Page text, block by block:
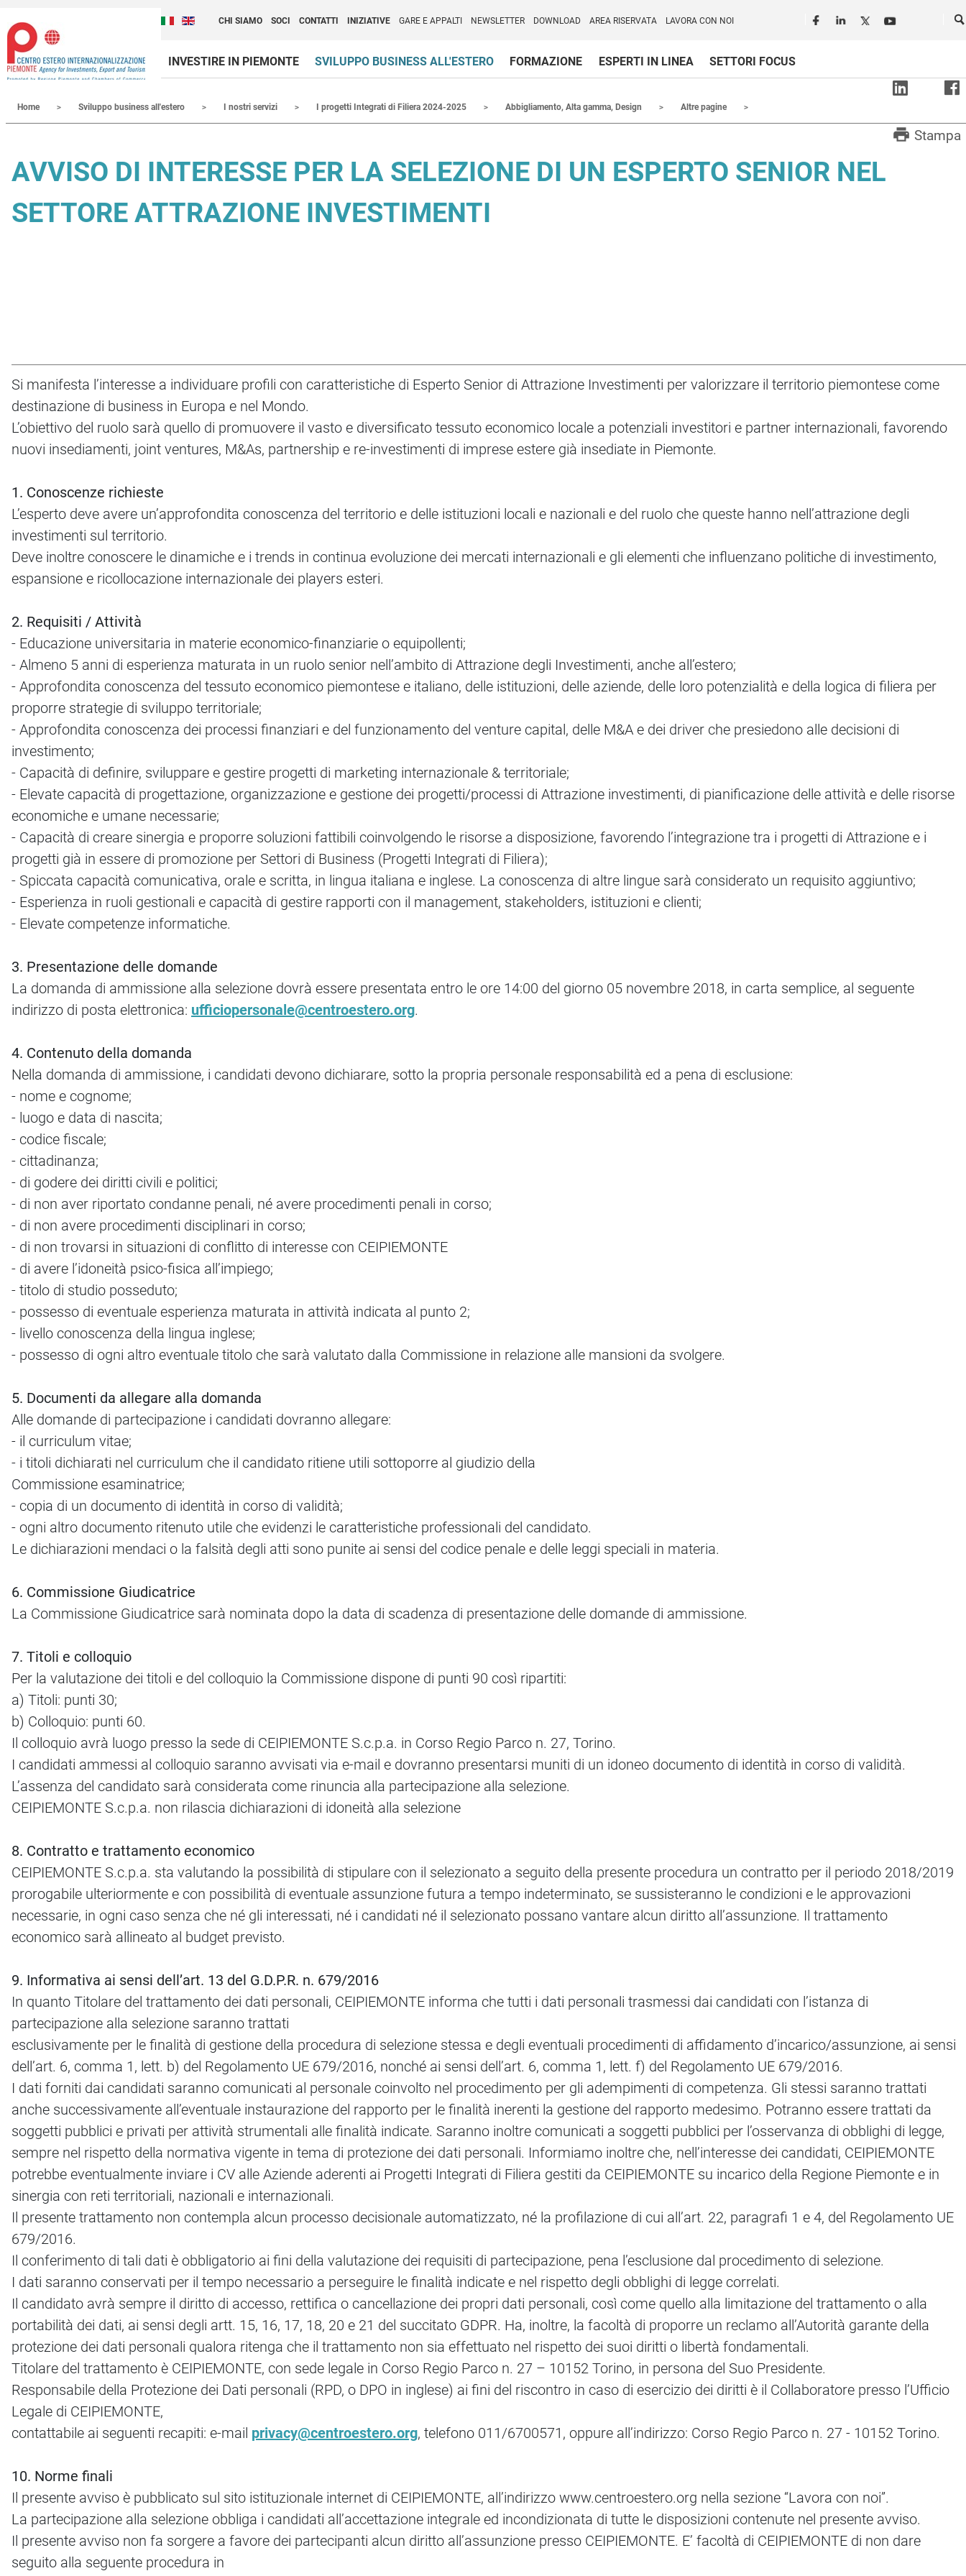
Italiano (Italia)
English (United Kingdom)
CHI SIAMO SOCI CONTATTI INIZIATIVE GARE E APPALTI NEWSLETTER DOWNLOAD AREA RISERVATA LAVORA CON NOI Seguici in rete
INVESTIRE IN PIEMONTE SVILUPPO BUSINESS ALL'ESTERO FORMAZIONE ESPERTI IN LINEA
SETTORI FOCUS
Home Sviluppo business all'estero I nostri servizi I progetti Integrati di Filiera 2024-2025 Abbigliamento, Alta gamma, Design Altre pagine
print Stampa
AVVISO DI INTERESSE PER LA SELEZIONE DI UN ESPERTO SENIOR NEL
SETTORE ATTRAZIONE INVESTIMENTI
Si manifesta l’interesse a individuare profili con caratteristiche di Esperto Senior di Attrazione Investimenti per valorizzare il territorio piemontese come
destinazione di business in Europa e nel Mondo.
L’obiettivo del ruolo sarà quello di promuovere il vasto e diversificato tessuto economico locale a potenziali investitori e partner internazionali, favorendo
nuovi insediamenti, joint ventures, M&As, partnership e re-investimenti di imprese estere già insediate in Piemonte.
1. Conoscenze richieste
L’esperto deve avere un’approfondita conoscenza del territorio e delle istituzioni locali e nazionali e del ruolo che queste hanno nell’attrazione degli
investimenti sul territorio.
Deve inoltre conoscere le dinamiche e i trends in continua evoluzione dei mercati internazionali e gli elementi che influenzano politiche di investimento,
espansione e ricollocazione internazionale dei players esteri.
2. Requisiti / Attività
- Educazione universitaria in materie economico-finanziarie o equipollenti;
- Almeno 5 anni di esperienza maturata in un ruolo senior nell’ambito di Attrazione degli Investimenti, anche all’estero;
- Approfondita conoscenza del tessuto economico piemontese e italiano, delle istituzioni, delle aziende, delle loro potenzialità e della logica di filiera per
proporre strategie di sviluppo territoriale;
- Approfondita conoscenza dei processi finanziari e del funzionamento del venture capital, delle M&A e dei driver che presiedono alle decisioni di
investimento;
- Capacità di definire, sviluppare e gestire progetti di marketing internazionale & territoriale;
- Elevate capacità di progettazione, organizzazione e gestione dei progetti/processi di Attrazione investimenti, di pianificazione delle attività e delle risorse
economiche e umane necessarie;
- Capacità di creare sinergia e proporre soluzioni fattibili coinvolgendo le risorse a disposizione, favorendo l’integrazione tra i progetti di Attrazione e i
progetti già in essere di promozione per Settori di Business (Progetti Integrati di Filiera);
- Spiccata capacità comunicativa, orale e scritta, in lingua italiana e inglese. La conoscenza di altre lingue sarà considerato un requisito aggiuntivo;
- Esperienza in ruoli gestionali e capacità di gestire rapporti con il management, stakeholders, istituzioni e clienti;
- Elevate competenze informatiche.
3. Presentazione delle domande
La domanda di ammissione alla selezione dovrà essere presentata entro le ore 14:00 del giorno 05 novembre 2018, in carta semplice, al seguente
indirizzo di posta elettronica: ufficiopersonale@centroestero.org.
4. Contenuto della domanda
Nella domanda di ammissione, i candidati devono dichiarare, sotto la propria personale responsabilità ed a pena di esclusione:
- nome e cognome;
- luogo e data di nascita;
- codice fiscale;
- cittadinanza;
- di godere dei diritti civili e politici;
- di non aver riportato condanne penali, né avere procedimenti penali in corso;
- di non avere procedimenti disciplinari in corso;
- di non trovarsi in situazioni di conflitto di interesse con CEIPIEMONTE
- di avere l’idoneità psico-fisica all’impiego;
- titolo di studio posseduto;
- possesso di eventuale esperienza maturata in attività indicata al punto 2;
- livello conoscenza della lingua inglese;
- possesso di ogni altro eventuale titolo che sarà valutato dalla Commissione in relazione alle mansioni da svolgere.
5. Documenti da allegare alla domanda
Alle domande di partecipazione i candidati dovranno allegare:
- il curriculum vitae;
- i titoli dichiarati nel curriculum che il candidato ritiene utili sottoporre al giudizio della
Commissione esaminatrice;
- copia di un documento di identità in corso di validità;
- ogni altro documento ritenuto utile che evidenzi le caratteristiche professionali del candidato.
Le dichiarazioni mendaci o la falsità degli atti sono punite ai sensi del codice penale e delle leggi speciali in materia.
6. Commissione Giudicatrice
La Commissione Giudicatrice sarà nominata dopo la data di scadenza di presentazione delle domande di ammissione.
7. Titoli e colloquio
Per la valutazione dei titoli e del colloquio la Commissione dispone di punti 90 così ripartiti:
a) Titoli: punti 30;
b) Colloquio: punti 60.
Il colloquio avrà luogo presso la sede di CEIPIEMONTE S.c.p.a. in Corso Regio Parco n. 27, Torino.
I candidati ammessi al colloquio saranno avvisati via e-mail e dovranno presentarsi muniti di un idoneo documento di identità in corso di validità.
L’assenza del candidato sarà considerata come rinuncia alla partecipazione alla selezione.
CEIPIEMONTE S.c.p.a. non rilascia dichiarazioni di idoneità alla selezione
8. Contratto e trattamento economico
CEIPIEMONTE S.c.p.a. sta valutando la possibilità di stipulare con il selezionato a seguito della presente procedura un contratto per il periodo 2018/2019
prorogabile ulteriormente e con possibilità di eventuale assunzione futura a tempo indeterminato, se sussisteranno le condizioni e le approvazioni
necessarie, in ogni caso senza che né gli interessati, né i candidati né il selezionato possano vantare alcun diritto all’assunzione. Il trattamento
economico sarà allineato al budget previsto.
9. Informativa ai sensi dell’art. 13 del G.D.P.R. n. 679/2016
In quanto Titolare del trattamento dei dati personali, CEIPIEMONTE informa che tutti i dati personali trasmessi dai candidati con l’istanza di
partecipazione alla selezione saranno trattati
esclusivamente per le finalità di gestione della procedura di selezione stessa e degli eventuali procedimenti di affidamento d’incarico/assunzione, ai sensi
dell’art. 6, comma 1, lett. b) del Regolamento UE 679/2016, nonché ai sensi dell’art. 6, comma 1, lett. f) del Regolamento UE 679/2016.
I dati forniti dai candidati saranno comunicati al personale coinvolto nel procedimento per gli adempimenti di competenza. Gli stessi saranno trattati
anche successivamente all’eventuale instaurazione del rapporto per le finalità inerenti la gestione del rapporto medesimo. Potranno essere trattati da
soggetti pubblici e privati per attività strumentali alle finalità indicate. Saranno inoltre comunicati a soggetti pubblici per l’osservanza di obblighi di legge,
sempre nel rispetto della normativa vigente in tema di protezione dei dati personali. Informiamo inoltre che, nell’interesse dei candidati, CEIPIEMONTE
potrebbe eventualmente inviare i CV alle Aziende aderenti ai Progetti Integrati di Filiera gestiti da CEIPIEMONTE su incarico della Regione Piemonte e in
sinergia con reti territoriali, nazionali e internazionali.
Il presente trattamento non contempla alcun processo decisionale automatizzato, né la profilazione di cui all’art. 22, paragrafi 1 e 4, del Regolamento UE
679/2016.
Il conferimento di tali dati è obbligatorio ai fini della valutazione dei requisiti di partecipazione, pena l’esclusione dal procedimento di selezione.
I dati saranno conservati per il tempo necessario a perseguire le finalità indicate e nel rispetto degli obblighi di legge correlati.
Il candidato avrà sempre il diritto di accesso, rettifica o cancellazione dei propri dati personali, così come quello alla limitazione del trattamento o alla
portabilità dei dati, ai sensi degli artt. 15, 16, 17, 18, 20 e 21 del succitato GDPR. Ha, inoltre, la facoltà di proporre un reclamo all’Autorità garante della
protezione dei dati personali qualora ritenga che il trattamento non sia effettuato nel rispetto dei suoi diritti o libertà fondamentali.
Titolare del trattamento è CEIPIEMONTE, con sede legale in Corso Regio Parco n. 27 – 10152 Torino, in persona del Suo Presidente.
Responsabile della Protezione dei Dati personali (RPD, o DPO in inglese) ai fini del riscontro in caso di esercizio dei diritti è il Collaboratore presso l’Ufficio
Legale di CEIPIEMONTE,
contattabile ai seguenti recapiti: e-mail privacy@centroestero.org, telefono 011/6700571, oppure all’indirizzo: Corso Regio Parco n. 27 - 10152 Torino.
10. Norme finali
Il presente avviso è pubblicato sul sito istituzionale internet di CEIPIEMONTE, all’indirizzo www.centroestero.org nella sezione “Lavora con noi”.
La partecipazione alla selezione obbliga i candidati all’accettazione integrale ed incondizionata di tutte le disposizioni contenute nel presente avviso.
Il presente avviso non fa sorgere a favore dei partecipanti alcun diritto all’assunzione presso CEIPIEMONTE. E’ facoltà di CEIPIEMONTE di non dare
seguito alla seguente procedura in